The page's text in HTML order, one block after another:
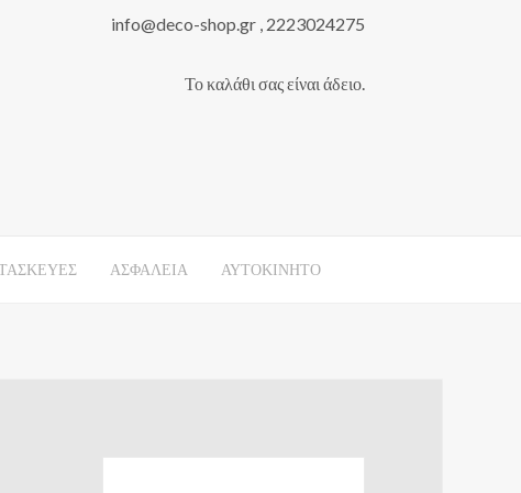
info@deco-shop.gr , 2223024275
Το καλάθι σας είναι άδειο.
ΑΣΦΑΛΕΙΑ ΑΥΤΟΚΙΝΗΤΟ